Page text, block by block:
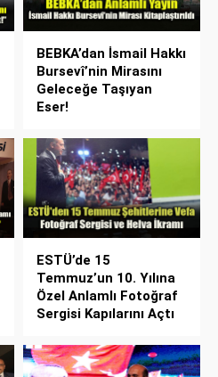
BEBKA’dan İsmail Hakkı
Bursevî’nin Mirasını
Geleceğe Taşıyan
Eser!
ESTÜ’de 15
Temmuz’un 10. Yılına
Özel Anlamlı Fotoğraf
Sergisi Kapılarını Açtı